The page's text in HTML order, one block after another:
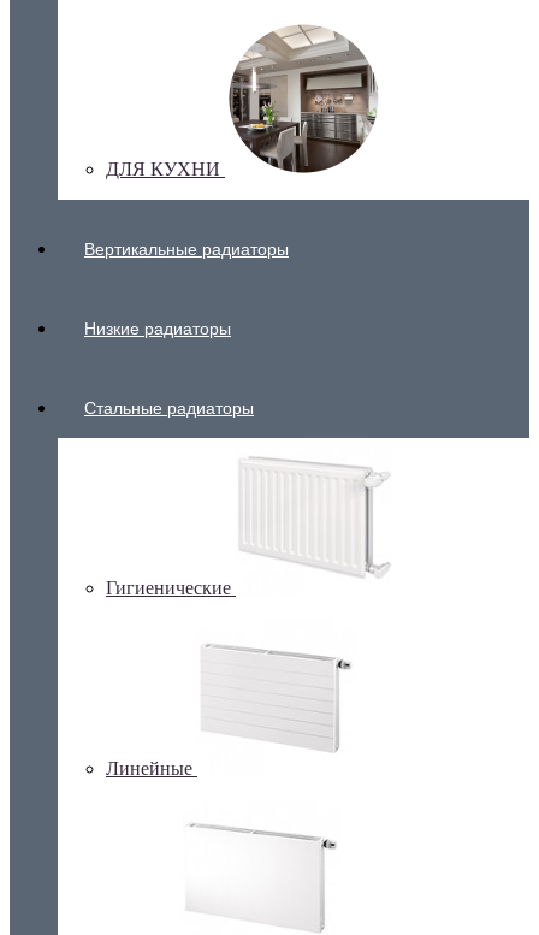
ДЛЯ КУХНИ
Вертикальные радиаторы
Низкие радиаторы
Стальные радиаторы
Гигиенические
Линейные